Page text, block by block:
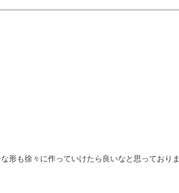
形も徐々に作っていけたら良いなと思っておりま